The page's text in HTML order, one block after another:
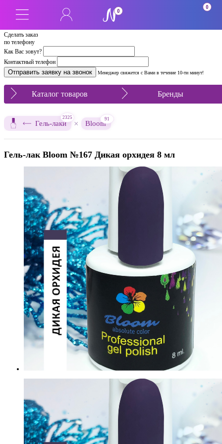
Сделать заказ
по телефону
Как Вас зовут?
Контактный телефон
Менеджер свяжется с Вами в течение 10-ти минут!
0
0
Каталог товаров Бренды
Гель-лаки
2325
× Bloom
91
Гель-лак Bloom №167 Дикая орхидея 8 мл